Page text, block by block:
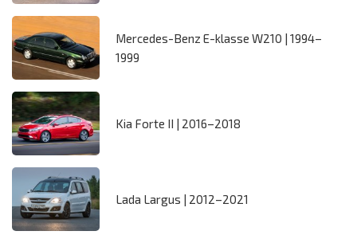
Mercedes-Benz E-klasse W210 | 1994–
1999
Kia Forte II | 2016–2018
Lada Largus | 2012–2021